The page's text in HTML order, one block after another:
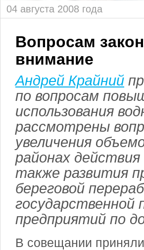
04 августа 2008 года
Вопросам
внимание
Андрей Крайний
по вопросам
использования
рассмотрены
увеличения
районах
также развития
береговой
государственной
предприятий по
В совещании